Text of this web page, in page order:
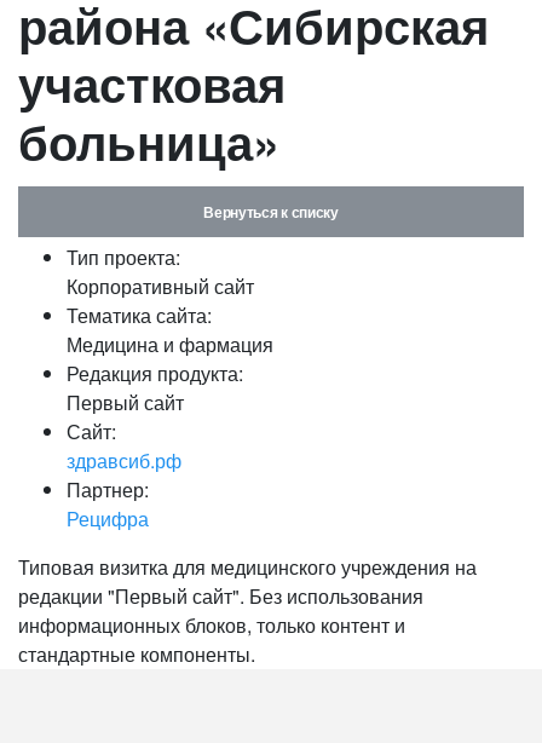
Запомнить меня на этом
компьютере
или войдите с помощью
района «Сибирская
участковая
больница»
Вернуться к списку
Тип проекта:
Корпоративный сайт
Тематика сайта:
Медицина и фармация
Редакция продукта:
Первый сайт
Сайт:
здравсиб.рф
Партнер:
Рецифра
Типовая визитка для медицинского учреждения на
редакции "Первый сайт". Без использования
информационных блоков, только контент и
стандартные компоненты.